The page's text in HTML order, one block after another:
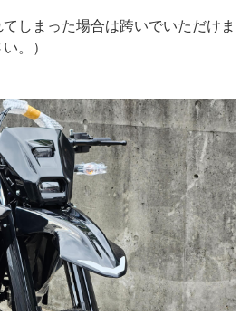
てしまった場合は跨いでいただけま
。）